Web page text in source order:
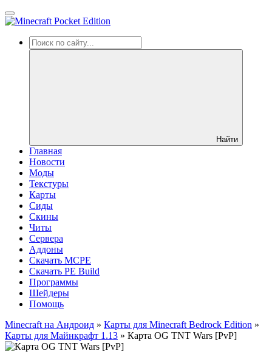
Найти
Главная
Новости
Моды
Текстуры
Карты
Сиды
Cкины
Читы
Сервера
Аддоны
Скачать MCPE
Скачать PE Build
Программы
Шейдеры
Помощь
Minecraft на Андроид » Карты для Minecraft Bedrock Edition »
Карты для Майнкрафт 1.13 » Карта OG TNT Wars [PvP]